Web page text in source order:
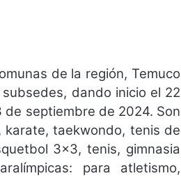
de la región, Temuco
dando inicio el 22
septiembre de 2024. Son
karate, taekwondo, tenis de
3×3, tenis, gimnasia
para atletismo,